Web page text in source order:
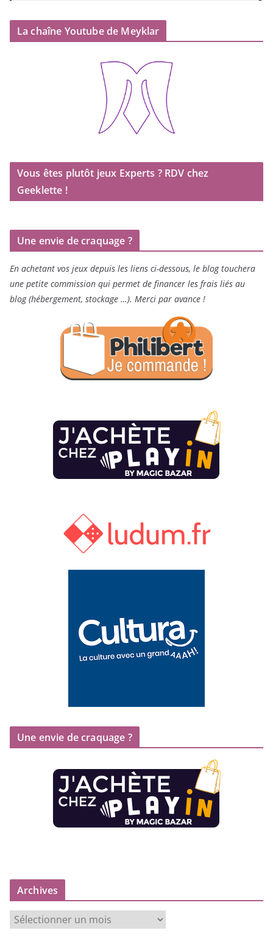
La chaîne Youtube de Meyklar
Vous êtes plutôt jeux Experts ? RDV chez
Geeklette !
Une envie de craquage ?
En achetant vos jeux depuis les liens ci-dessous, le blog touchera
une petite commission qui permet de financer les frais liés au
blog (hébergement, stockage …). Merci par avance !
Une envie de craquage ?
Archives
r